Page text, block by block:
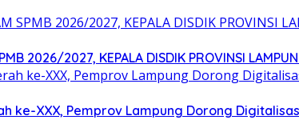
2026/2027, KEPALA DISDIK PROVINSI
ke-XXX, Pemprov Lampung Dorong